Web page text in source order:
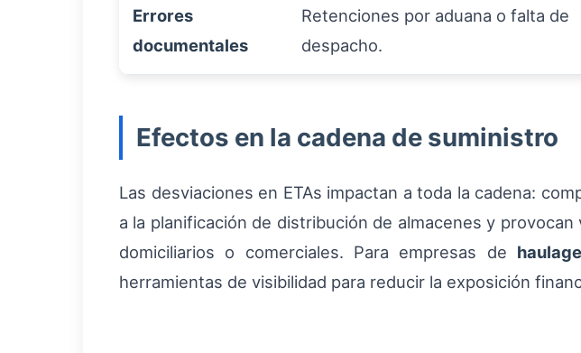
Errores
documentales
Retenciones por aduana o falta de
despacho.
Efectos en la cadena de suministro
Las desviaciones en ETAs impactan a toda la cadena:
a la planificación de distribución de almacenes y
domiciliarios o comerciales. Para empresas de haulage
herramientas de visibilidad para reducir la exposición